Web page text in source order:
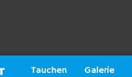
Tauchen Galerie